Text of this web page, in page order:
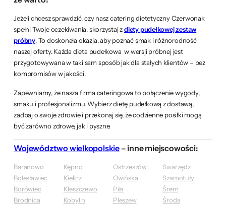
Jeżeli chcesz sprawdzić, czy nasz catering dietetyczny Czerwonak
spełni Twoje oczekiwania, skorzystaj zdiety pudełkowej zestaw
próbny. To doskonała okazja, aby poznać smak i różnorodność
naszej oferty. Każda dieta pudełkowa w wersji próbnej jest
przygotowywana w taki sam sposób jak dla stałych klientów – bez
kompromisów w jakości.
Zapewniamy, że nasza firma cateringowa to połączenie wygody,
smaku i profesjonalizmu. Wybierz dietę pudełkową z dostawą,
zadbaj o swoje zdrowie i przekonaj się, że codzienne posiłki mogą
być zarówno zdrowe, jak i pyszne.
Województwo wielkopolskie– inne miejscowości:
Baranowo
Bolesławiec
Borówiec
Brodnica
Kępno
Kiekrz
Kleszczewo
Kobylin
Ostrzeszów
Owińska
Piła
Pleszew
Swarzędz
Szamotuły
Śrem
Środa